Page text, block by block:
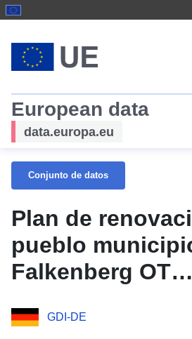
European data
data.europa.eu
Conjunto de datos
Plan de
pueblo
Falkenberg OT
Dannenberg
(WFS)
GDI-DE